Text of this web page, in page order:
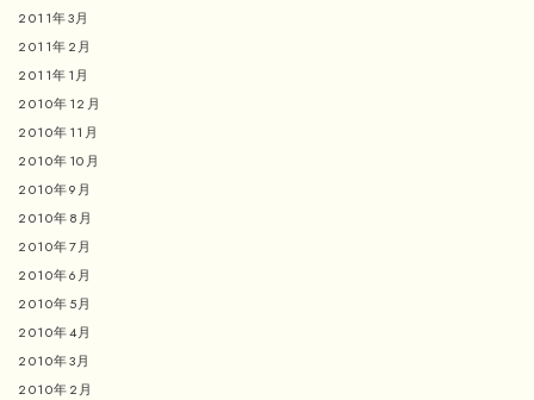
2011年3月
2011年2月
2011年1月
2010年12月
2010年11月
2010年10月
2010年9月
2010年8月
2010年7月
2010年6月
2010年5月
2010年4月
2010年3月
2010年2月